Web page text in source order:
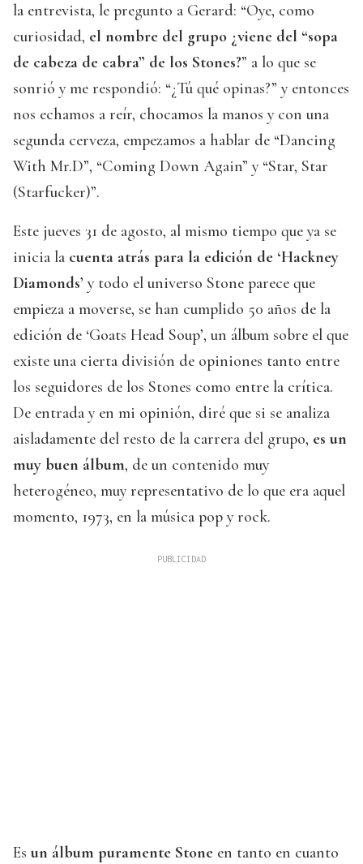
la entrevista, le pregunto a Gerard: “Oye, como
curiosidad, el nombre del grupo ¿viene del “sopa
de cabeza de cabra” de los Stones?” a lo que se
sonrió y me respondió: “¿Tú qué opinas?” y entonces
nos echamos a reír, chocamos la manos y con una
segunda cerveza, empezamos a hablar de “Dancing
With Mr.D”, “Coming Down Again” y “Star, Star
(Starfucker)”.
Este jueves 31 de agosto, al mismo tiempo que ya se
inicia la cuenta atrás para la edición de ‘Hackney
Diamonds’ y todo el universo Stone parece que
empieza a moverse, se han cumplido 50 años de la
edición de ‘Goats Head Soup’, un álbum sobre el que
existe una cierta división de opiniones tanto entre
los seguidores de los Stones como entre la crítica.
De entrada y en mi opinión, diré que si se analiza
aisladamente del resto de la carrera del grupo, es un
muy buen álbum, de un contenido muy
heterogéneo, muy representativo de lo que era aquel
momento, 1973, en la música pop y rock.
Es un álbum puramente Stone en tanto en cuanto